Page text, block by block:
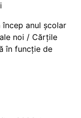
încep anul școlar
noi / Cărțile
în funcție de